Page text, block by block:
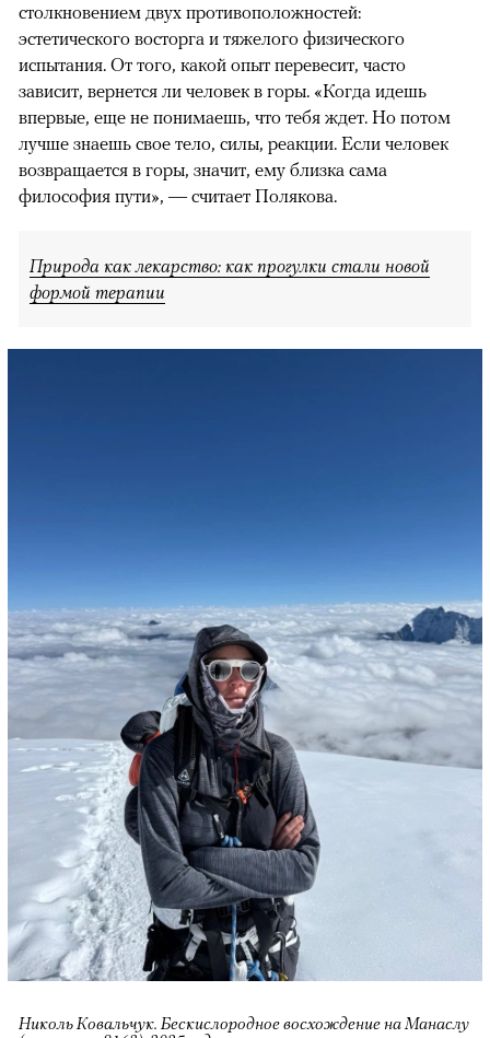
столкновением двух противоположностей:
эстетического восторга и тяжелого физического
испытания. От того, какой опыт перевесит, часто
зависит, вернется ли человек в горы. «Когда идешь
впервые, еще не понимаешь, что тебя ждет. Но потом
лучше знаешь свое тело, силы, реакции. Если человек
возвращается в горы, значит, ему близка сама
философия пути», — считает Полякова.
Природа как лекарство: как прогулки стали новой
формой терапии
Николь Ковальчук. Бескислородное восхождение на Манаслу